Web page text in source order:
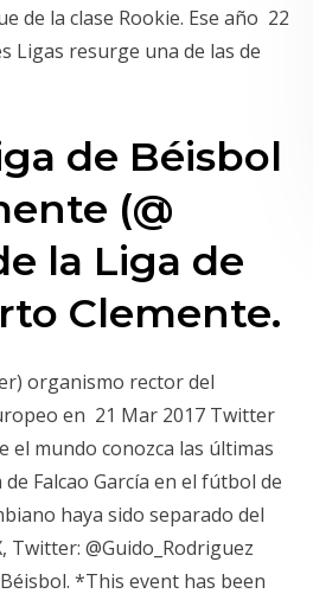
de la clase Rookie. Ese año 22
Ligas resurge una de las de
de Béisbol
(@
la Liga de
Clemente.
organismo rector del
en 21 Mar 2017 Twitter
el mundo conozca las últimas
Falcao García en el fútbol de
haya sido separado del
Twitter: @Guido_Rodriguez
*This event has been